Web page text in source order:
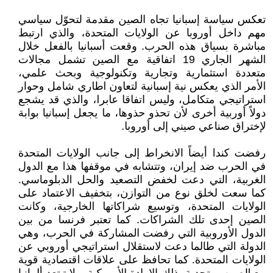
تعكس سياسة إسبانيا تجاه الصين مقدمة لتحوّل سياسي
مهم داخل أوروبا عن الولايات المتحدة، والذي ارتبط
مباشرة بسياق هذه الحرب. وقعت أسبانيا بالفعل خلال
الشهر الجاري 19 اتفاقية مع الصين تشمل مجالات
متعددة استثمارية وتجارية وتكنولوجية وبحث علمي،
الأمر الذي يعكس نية إسبانية لتعاون اطاري شامل وحوار
استراتيجي متكامل، وليس اتفاقا عابرا، والذي قد يشجع
دولاً أوربية أخرى لأن تحذو حذوها، ما يجعل إسبانيا بوابة
لإختراق صناعي صيني إلى أوروبا.
رفضت كندا أيضاً الانخراط إلى جانب الولايات المتحدة
في الحرب ضد إيران، وتتشابه في موقفها هذا مع الدول
الغربية، التي دعت لخفض التصعيد والحل الدبلوماسي.
كما سعت لخلق نوع من التوازن، بتخفيف الاعتماد على
الولايات المتحدة، وتوسيع شراكاتها الخارجية، وكانت
الصين إحدى تلك الشراكات. كما تعتبر فرنسا من بين
الدول الأوروبية التي رفضت المشاركة في الحرب، وهي
الدولة التي طالما دعت لاستقلال استراتيجي أوروبي عن
الولايات المتحدة. كما تحافظ على علاقات اقتصادية قوية